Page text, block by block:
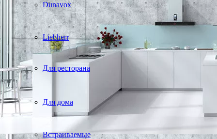
Dunavox
Liebherr
Для ресторана
Для дома
Встраиваемые